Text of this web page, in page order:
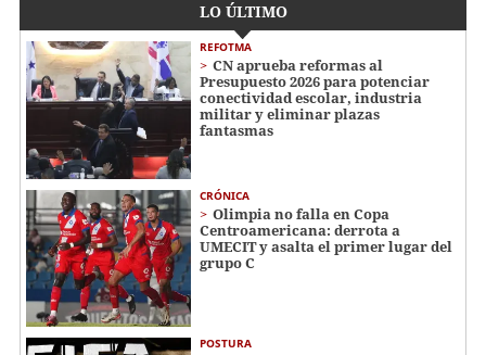
LO ÚLTIMO
REFOTMA
CN aprueba reformas al
Presupuesto 2026 para potenciar
conectividad escolar, industria
militar y eliminar plazas
fantasmas
CRÓNICA
Olimpia no falla en Copa
Centroamericana: derrota a
UMECIT y asalta el primer lugar del
grupo C
POSTURA